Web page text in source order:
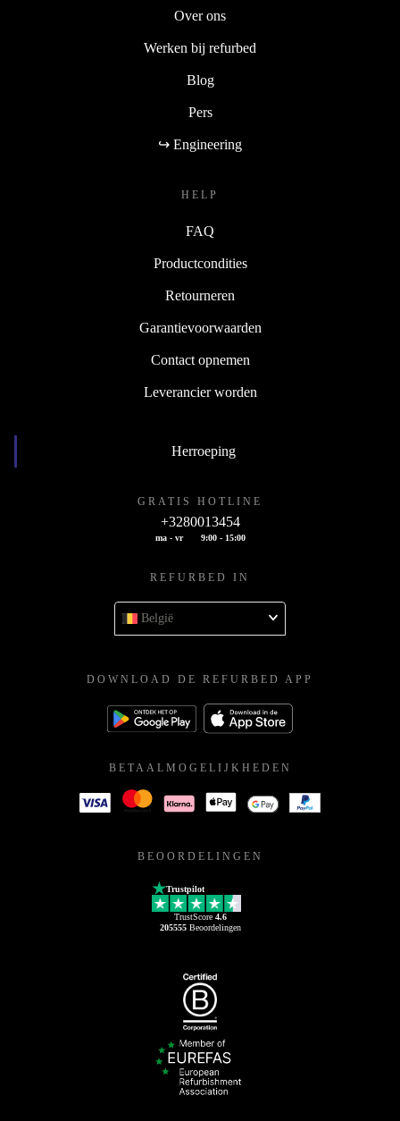
Over ons
Werken bij refurbed
Blog
Pers
↪ Engineering
HELP
FAQ
Productcondities
Retourneren
Garantievoorwaarden
Contact opnemen
Leverancier worden
Herroeping
GRATIS HOTLINE
+3280013454
ma - vr 9:00 - 15:00
REFURBED IN
België
DOWNLOAD DE REFURBED APP
BETAALMOGELIJKHEDEN
BEOORDELINGEN
Trustpilot
TrustScore 4.6
205555Beoordelingen